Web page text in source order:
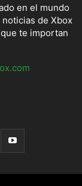
en el mundo
de Xbox
te importan